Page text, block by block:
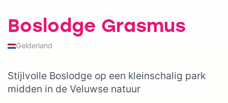
Boslodge Grasmus
Gelderland
Stijlvolle Boslodge op een kleinschalig park
midden in de Veluwse natuur